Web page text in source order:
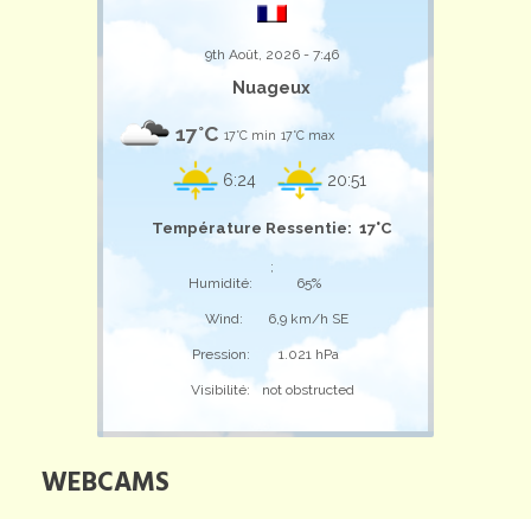
9th Août, 2026 - 7:46
Nuageux
17°C 17°C min 17°C max
6:24 20:51
Température Ressentie: 17°C
;
Humidité:
65%
Wind: 6,9 km/h SE
Pression: 1.021 hPa
Visibilité: not obstructed
WEBCAMS